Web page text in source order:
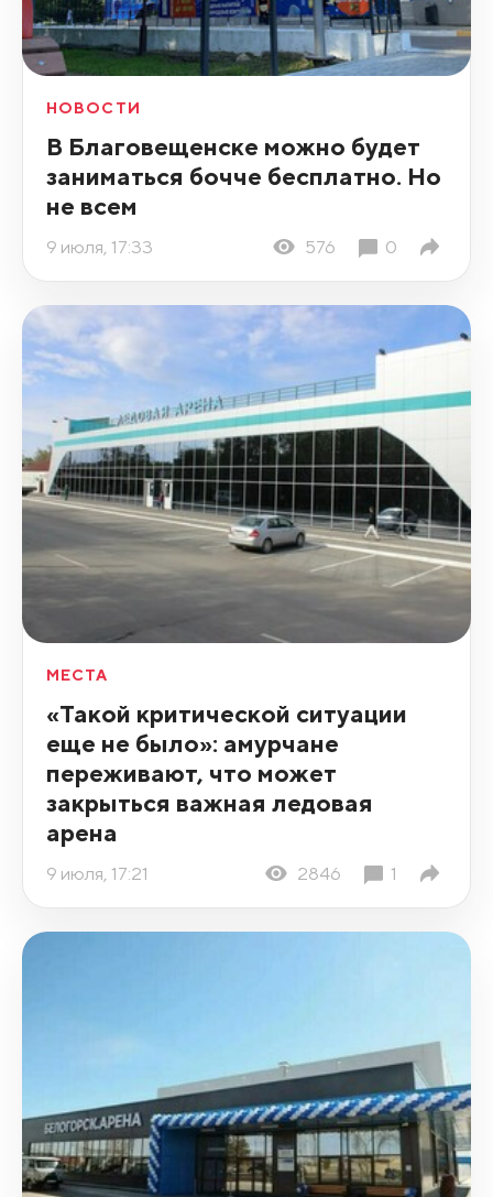
НОВОСТИ
В Благовещенске можно будет
заниматься бочче бесплатно. Но
не всем
9 июля, 17:33 576 0
МЕСТА
«Такой критической ситуации
еще не было»: амурчане
переживают, что может
закрыться важная ледовая
арена
9 июля, 17:21 2846 1